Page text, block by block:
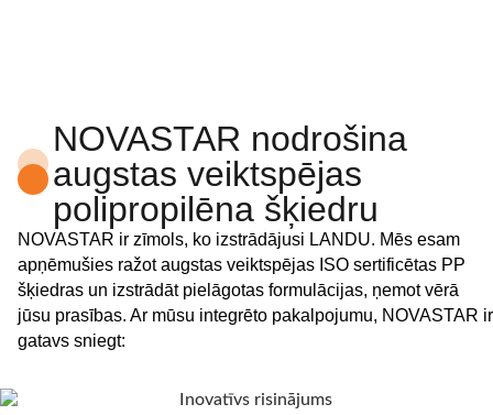
NOVASTAR nodrošina
augstas veiktspējas
polipropilēna šķiedru
NOVASTAR ir zīmols, ko izstrādājusi LANDU. Mēs esam
apņēmušies ražot augstas veiktspējas ISO sertificētas PP
šķiedras un izstrādāt pielāgotas formulācijas, ņemot vērā
jūsu prasības. Ar mūsu integrēto pakalpojumu, NOVASTAR ir
gatavs sniegt: